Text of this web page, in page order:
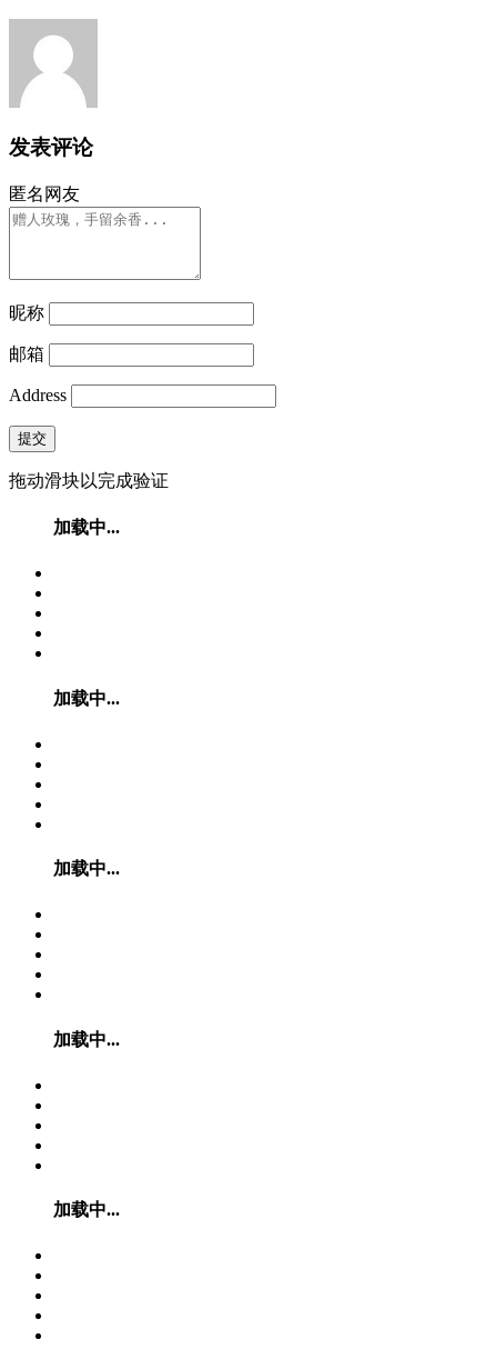
发表评论
匿名网友
昵称
邮箱
Address
提交
拖动滑块以完成验证
加载中...
加载中...
加载中...
加载中...
加载中...